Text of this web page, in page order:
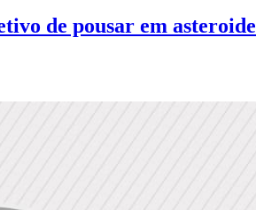
de pousar em asteroide